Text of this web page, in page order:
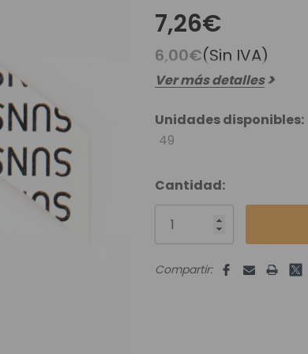
Envíos Y Devoluciones
7,26€
6,00€(Sin IVA)
Ver más detalles
Unidades disponibles:
49
Cantidad:
Compartir: